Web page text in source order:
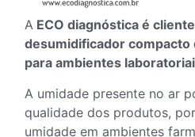
A ECO diagnóstica é
desumidificador compacto
para ambientes
A umidade presente no ar
qualidade dos produtos,
umidade em ambientes